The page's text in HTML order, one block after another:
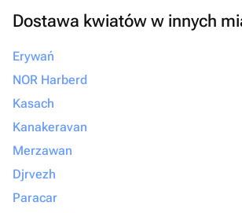
Dostawa kwiatów w innych
Erywań
NOR Harberd
Kasach
Kanakeravan
Merzawan
Djrvezh
Paracar